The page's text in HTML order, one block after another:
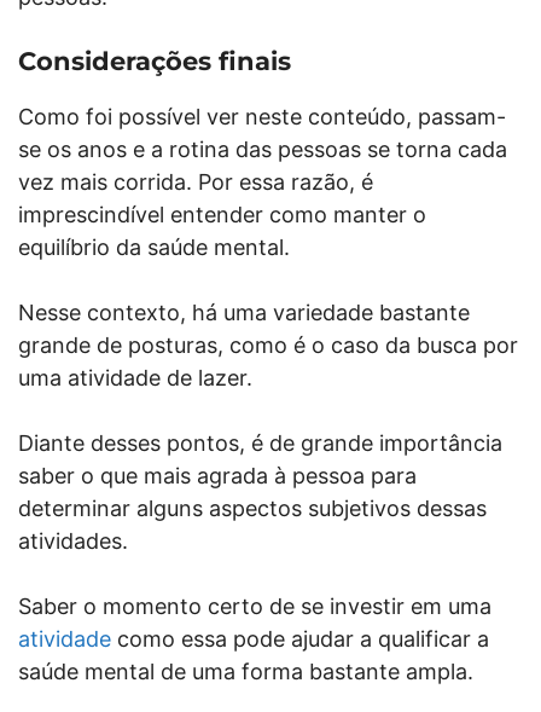
Considerações finais
Como foi possível ver neste conteúdo, passam-
se os anos e a rotina das pessoas se torna cada
vez mais corrida. Por essa razão, é
imprescindível entender como manter o
equilíbrio da saúde mental.
Nesse contexto, há uma variedade bastante
grande de posturas, como é o caso da busca por
uma atividade de lazer.
Diante desses pontos, é de grande importância
saber o que mais agrada à pessoa para
determinar alguns aspectos subjetivos dessas
atividades.
Saber o momento certo de se investir em uma
atividade como essa pode ajudar a qualificar a
saúde mental de uma forma bastante ampla.